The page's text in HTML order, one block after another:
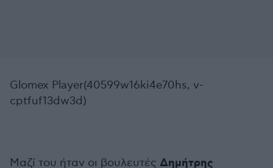
Glomex Player(40599w16ki4e70hs, v-
cptfuf13dw3d)
Μαζί του ήταν οι βουλευτές Δημήτρης